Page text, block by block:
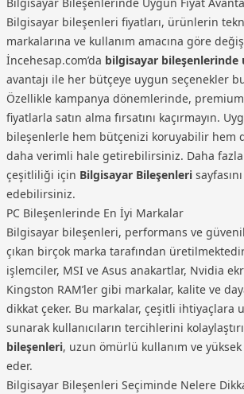
Bilgisayar bileşenleri fiyatları, ürünlerin
markalarına ve kullanım amacına göre
İncehesap.com’da bilgisayar
avantajı ile her bütçeye uygun seçenekler
Özellikle kampanya dönemlerinde,
fiyatlarla satın alma fırsatını kaçırmayın.
bileşenlerle hem bütçenizi koruyabilir hem
daha verimli hale getirebilirsiniz. Daha
çeşitliliği için Bilgisayar Bileşenleri
edebilirsiniz.
PC Bileşenlerinde En İyi Markalar
Bilgisayar bileşenleri, performans ve
çıkan birçok marka tarafından
işlemciler, MSI ve Asus anakartlar, Nvidia
Kingston RAM’ler gibi markalar, kalite ve
dikkat çeker. Bu markalar, çeşitli ihtiyaçlara
sunarak kullanıcıların tercihlerini
bileşenleri, uzun ömürlü kullanım ve
eder.
Bilgisayar Bileşenleri Seçiminde Nelere